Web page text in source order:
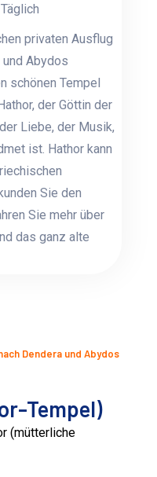
Täglich
privaten Ausflug
und Abydos
schönen Tempel
der Göttin der
Liebe, der Musik,
ist. Hathor kann
Sie den
Sie mehr über
das ganz alte
Dendera und Abydos
Tempel)
(mütterliche